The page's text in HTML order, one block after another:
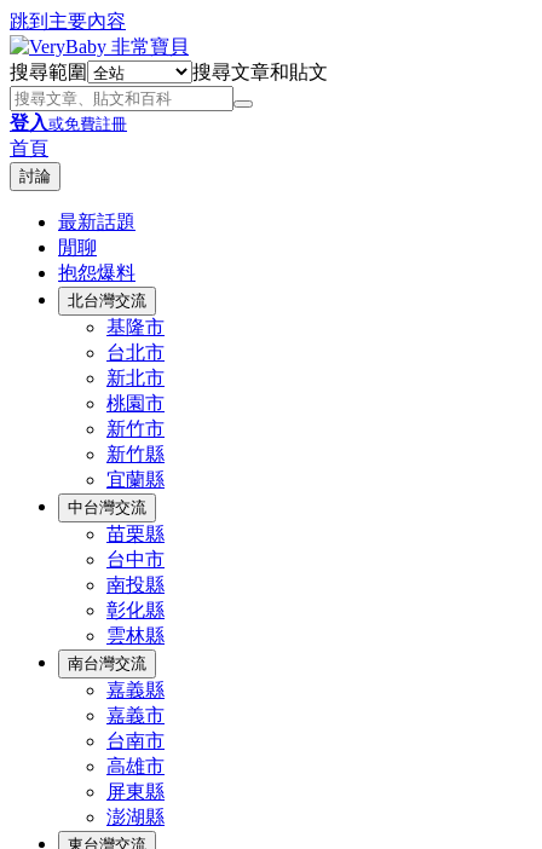
跳到主要內容
搜尋範圍 搜尋文章和貼文
登入或免費註冊
首頁
討論
最新話題
閒聊
抱怨爆料
北台灣交流
基隆市
台北市
新北市
桃園市
新竹市
新竹縣
宜蘭縣
中台灣交流
苗栗縣
台中市
南投縣
彰化縣
雲林縣
南台灣交流
嘉義縣
嘉義市
台南市
高雄市
屏東縣
澎湖縣
東台灣交流